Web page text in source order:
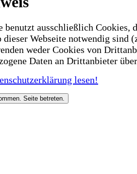
benutzt ausschließlich Cookies,
Webseite notwendig sind
weder Cookies von
Daten an Drittanbieter
lesen!
Seite betreten.